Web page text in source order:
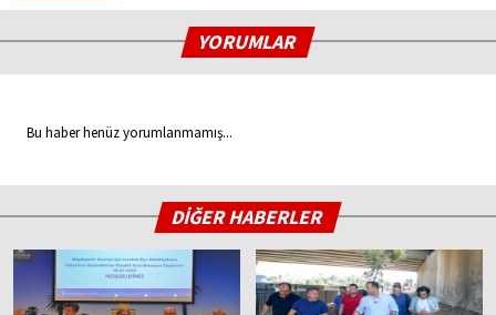
YORUMLAR
Bu haber henüz yorumlanmamış...
DİĞER HABERLER